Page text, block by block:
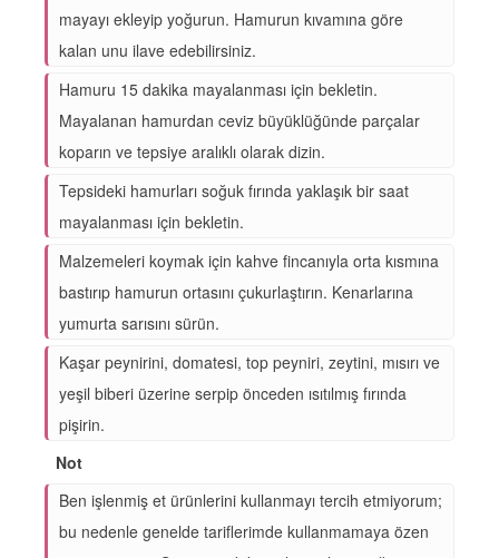
mayayı ekleyip yoğurun. Hamurun kıvamına göre
kalan unu ilave edebilirsiniz.
Hamuru 15 dakika mayalanması için bekletin.
Mayalanan hamurdan ceviz büyüklüğünde parçalar
koparın ve tepsiye aralıklı olarak dizin.
Tepsideki hamurları soğuk fırında yaklaşık bir saat
mayalanması için bekletin.
Malzemeleri koymak için kahve fincanıyla orta kısmına
bastırıp hamurun ortasını çukurlaştırın. Kenarlarına
yumurta sarısını sürün.
Kaşar peynirini, domatesi, top peyniri, zeytini, mısırı ve
yeşil biberi üzerine serpip önceden ısıtılmış fırında
pişirin.
Not
Ben işlenmiş et ürünlerini kullanmayı tercih etmiyorum;
bu nedenle genelde tariflerimde kullanmamaya özen